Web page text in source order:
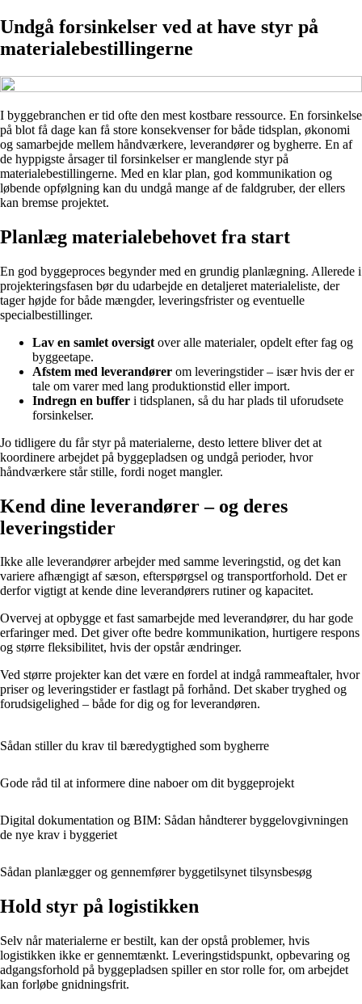
Undgå forsinkelser ved at have styr på
materialebestillingerne
I byggebranchen er tid ofte den mest kostbare ressource. En forsinkelse
på blot få dage kan få store konsekvenser for både tidsplan, økonomi
og samarbejde mellem håndværkere, leverandører og bygherre. En af
de hyppigste årsager til forsinkelser er manglende styr på
materialebestillingerne. Med en klar plan, god kommunikation og
løbende opfølgning kan du undgå mange af de faldgruber, der ellers
kan bremse projektet.
Planlæg materialebehovet fra start
En god byggeproces begynder med en grundig planlægning. Allerede i
projekteringsfasen bør du udarbejde en detaljeret materialeliste, der
tager højde for både mængder, leveringsfrister og eventuelle
specialbestillinger.
Lav en samlet oversigt over alle materialer, opdelt efter fag og
byggeetape.
Afstem med leverandører om leveringstider – især hvis der er
tale om varer med lang produktionstid eller import.
Indregn en buffer i tidsplanen, så du har plads til uforudsete
forsinkelser.
Jo tidligere du får styr på materialerne, desto lettere bliver det at
koordinere arbejdet på byggepladsen og undgå perioder, hvor
håndværkere står stille, fordi noget mangler.
Kend dine leverandører – og deres
leveringstider
Ikke alle leverandører arbejder med samme leveringstid, og det kan
variere afhængigt af sæson, efterspørgsel og transportforhold. Det er
derfor vigtigt at kende dine leverandørers rutiner og kapacitet.
Overvej at opbygge et fast samarbejde med leverandører, du har gode
erfaringer med. Det giver ofte bedre kommunikation, hurtigere respons
og større fleksibilitet, hvis der opstår ændringer.
Ved større projekter kan det være en fordel at indgå rammeaftaler, hvor
priser og leveringstider er fastlagt på forhånd. Det skaber tryghed og
forudsigelighed – både for dig og for leverandøren.
Sådan stiller du krav til bæredygtighed som bygherre
Gode råd til at informere dine naboer om dit byggeprojekt
Digital dokumentation og BIM: Sådan håndterer byggelovgivningen
de nye krav i byggeriet
Sådan planlægger og gennemfører byggetilsynet tilsynsbesøg
Hold styr på logistikken
Selv når materialerne er bestilt, kan der opstå problemer, hvis
logistikken ikke er gennemtænkt. Leveringstidspunkt, opbevaring og
adgangsforhold på byggepladsen spiller en stor rolle for, om arbejdet
kan forløbe gnidningsfrit.